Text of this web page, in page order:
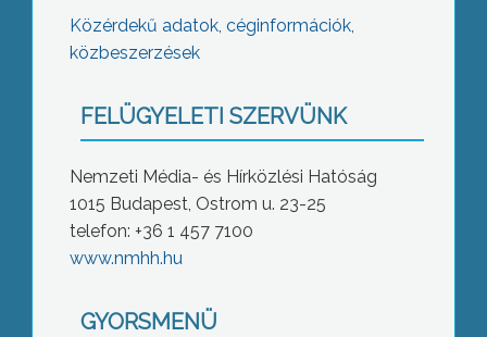
Közérdekű adatok, céginformációk,
közbeszerzések
FELÜGYELETI SZERVÜNK
Nemzeti Média- és Hírközlési Hatóság
1015 Budapest, Ostrom u. 23-25
telefon: +36 1 457 7100
www.nmhh.hu
GYORSMENÜ